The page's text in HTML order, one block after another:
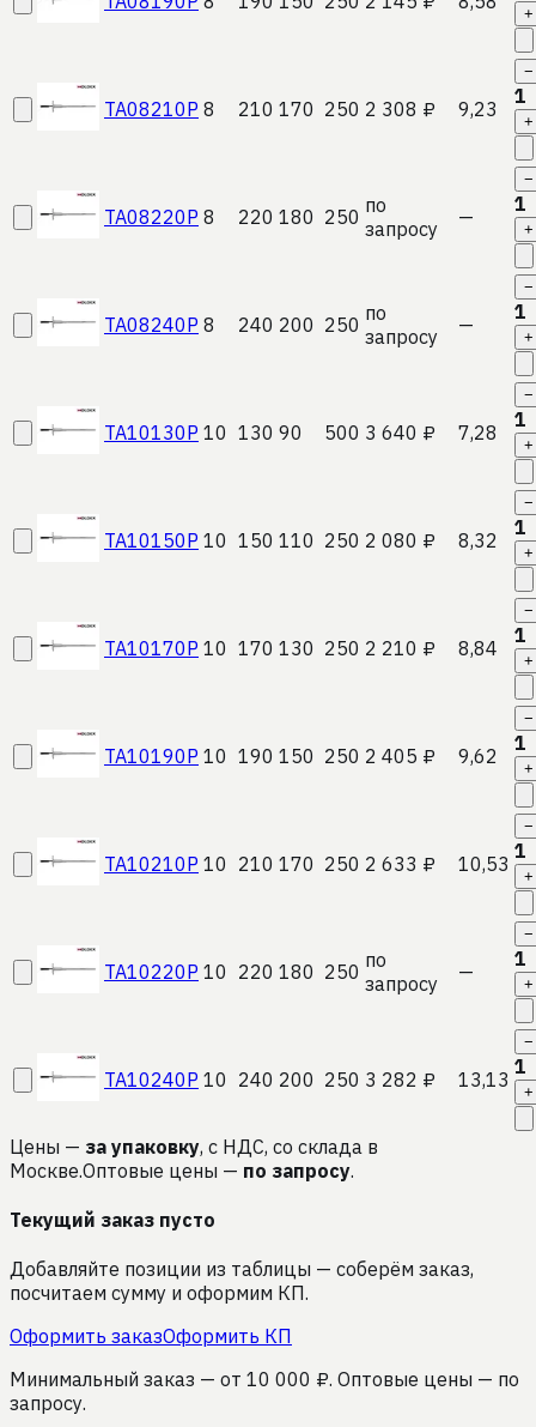
+
TA08210P 8 210 170 250 2 308 ₽ 9,23
−
1
+
TA08220P 8 220 180 250 по
запросу
—
−
1
+
TA08240P 8 240 200 250 по
запросу
—
−
1
+
TA10130P 10 130 90 500 3 640 ₽ 7,28
−
1
+
TA10150P 10 150 110 250 2 080 ₽ 8,32
−
1
+
TA10170P 10 170 130 250 2 210 ₽ 8,84
−
1
+
TA10190P 10 190 150 250 2 405 ₽ 9,62
−
1
+
TA10210P 10 210 170 250 2 633 ₽ 10,53
−
1
+
TA10220P 10 220 180 250 по
запросу
—
−
1
+
TA10240P 10 240 200 250 3 282 ₽ 13,13
−
1
+
Цены — за упаковку, с НДС, со склада в
Москве.Оптовые цены — по запросу.
Текущий заказ пусто
Добавляйте позиции из таблицы — соберём заказ,
посчитаем сумму и оформим КП.
Оформить заказОформить КП
Минимальный заказ — от 10 000 ₽. Оптовые цены — по
запросу.